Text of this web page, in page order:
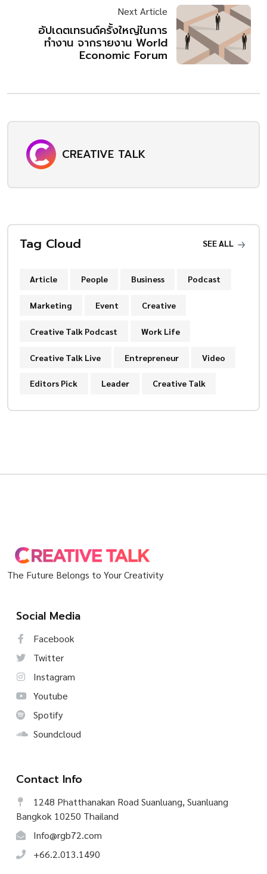
Next Article
อัปเดตเทรนด์ครั้งใหญ่ในการ
ทำงาน จากรายงาน World
Economic Forum
CREATIVE TALK
Tag Cloud SEE ALL
Article People Business Podcast
Marketing Event Creative
Creative Talk Podcast Work Life
Creative Talk Live Entrepreneur Video
Editors Pick Leader Creative Talk
The Future Belongs to Your Creativity
Social Media
Facebook
Twitter
Instagram
Youtube
Spotify
Soundcloud
Contact Info
1248 Phatthanakan Road Suanluang, Suanluang
Bangkok 10250 Thailand
Info@rgb72.com
+66.2.013.1490